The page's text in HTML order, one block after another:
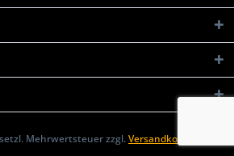
Mehrwertsteuer zzgl.Versandkosten